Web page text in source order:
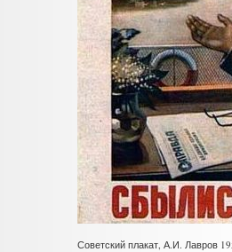
Советский плакат, А.И. Лавров